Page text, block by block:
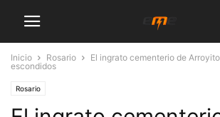
Inicio Rosario
El ingrato cementerio de
escondidos
Rosario